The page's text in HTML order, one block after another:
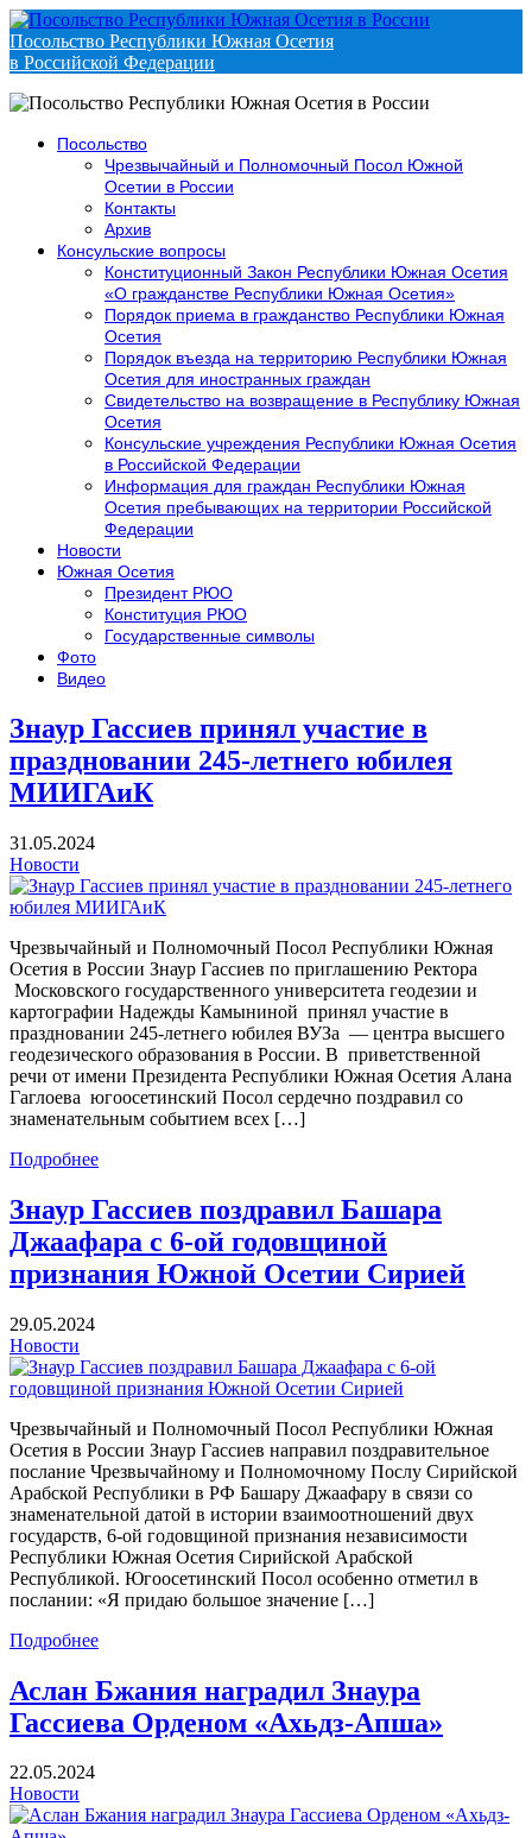
Посольство Республики Южная Осетия
в Российской Федерации
Посольство
Чрезвычайный и Полномочный Посол Южной
Осетии в России
Контакты
Архив
Консульские вопросы
Конституционный Закон Республики Южная Осетия
«О гражданстве Республики Южная Осетия»
Порядок приема в гражданство Республики Южная
Осетия
Порядок въезда на территорию Республики Южная
Осетия для иностранных граждан
Свидетельство на возвращение в Республику Южная
Осетия
Консульские учреждения Республики Южная Осетия
в Российской Федерации
Информация для граждан Республики Южная
Осетия пребывающих на территории Российской
Федерации
Новости
Южная Осетия
Президент РЮО
Конституция РЮО
Государственные символы
Фото
Видео
Знаур Гассиев принял участие в
праздновании 245-летнего юбилея
МИИГАиК
31.05.2024
Новости
Чрезвычайный и Полномочный Посол Республики Южная
Осетия в России Знаур Гассиев по приглашению Ректора
Московского государственного университета геодезии и
картографии Надежды Камыниной принял участие в
праздновании 245-летнего юбилея ВУЗа — центра высшего
геодезического образования в России. В приветственной
речи от имени Президента Республики Южная Осетия Алана
Гаглоева югоосетинский Посол сердечно поздравил со
знаменательным событием всех […]
Подробнее
Знаур Гассиев поздравил Башара
Джаафара с 6-ой годовщиной
признания Южной Осетии Сирией
29.05.2024
Новости
Чрезвычайный и Полномочный Посол Республики Южная
Осетия в России Знаур Гассиев направил поздравительное
послание Чрезвычайному и Полномочному Послу Сирийской
Арабской Республики в РФ Башару Джаафару в связи со
знаменательной датой в истории взаимоотношений двух
государств, 6-ой годовщиной признания независимости
Республики Южная Осетия Сирийской Арабской
Республикой. Югоосетинский Посол особенно отметил в
послании: «Я придаю большое значение […]
Подробнее
Аслан Бжания наградил Знаура
Гассиева Орденом «Ахьдз-Апша»
22.05.2024
Новости